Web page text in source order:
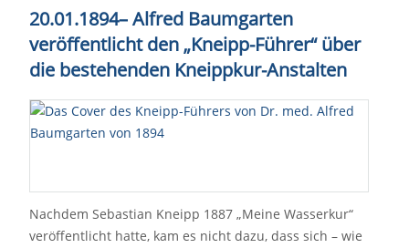
20.01.1894–Alfred Baumgarten
veröffentlicht den „Kneipp-Führer“ über
die bestehenden Kneippkur-Anstalten
Nachdem Sebastian Kneipp 1887 „Meine Wasserkur“
veröffentlicht hatte, kam es nicht dazu, dass sich – wie